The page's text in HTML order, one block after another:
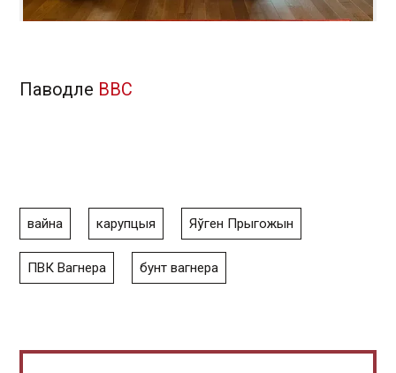
Паводле ВВС
вайна карупцыя Яўген Прыгожын
ПВК Вагнера бунт вагнера